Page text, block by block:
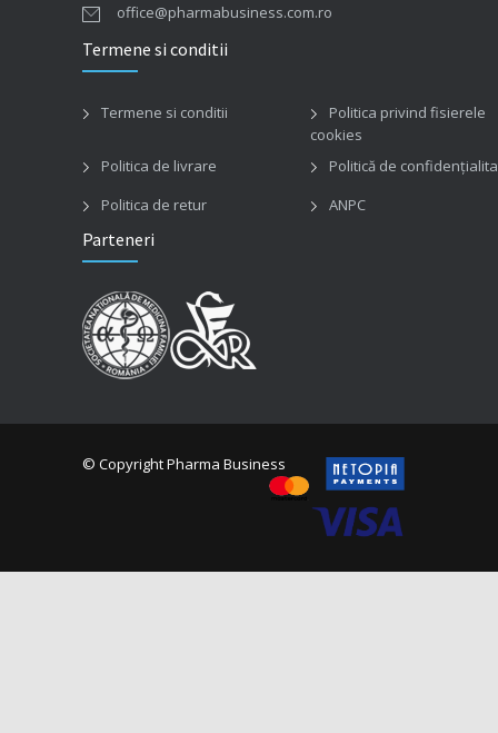
office@pharmabusiness.com.ro
Termene si conditii
Termene si conditii
Politica privind fisierele
cookies
Politica de livrare
Politică de
Politica de retur
ANPC
Parteneri
© Copyright Pharma Business